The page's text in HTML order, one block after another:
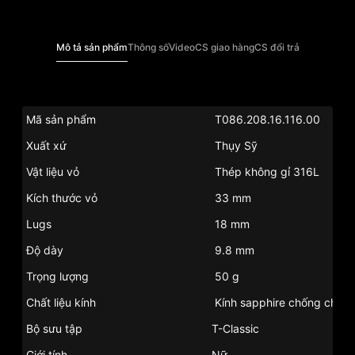
Mô tả sản phẩmThông sốVideoCS giao hàngCS đổi trả
Mã sản phẩm
T086.208.16.116.00
Xuất xứ
Thụy Sỹ
Vật liệu vỏ
Thép không gỉ 316L
Kích thước vỏ
33 mm
Lugs
18 mm
Độ dày
9.8 mm
Trọng lượng
50 g
Chất liệu kính
Kính sapphire chống chói
Bộ sưu tập
T-Classic